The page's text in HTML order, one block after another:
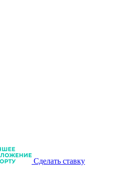
Сделать ставку